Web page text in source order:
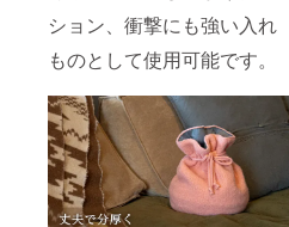
ション、衝撃にも強い入れ
ものとして使用可能です。